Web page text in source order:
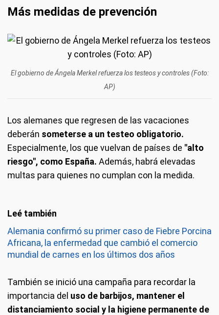
Más medidas de prevención
El gobierno de Ángela Merkel refuerza los testeos y controles (Foto:
AP)
Los alemanes que regresen de las vacaciones
deberán someterse a un testeo obligatorio.
Especialmente, los que vuelvan de países de "alto
riesgo", como España. Además, habrá elevadas
multas para quienes no cumplan con la medida.
Alemania confirmó su primer caso de Fiebre Porcina
Africana, la enfermedad que cambió el comercio
mundial de carnes en los últimos dos años
También se inició una campaña para recordar la
importancia del uso de barbijos, mantener el
distanciamiento social y la higiene permanente de